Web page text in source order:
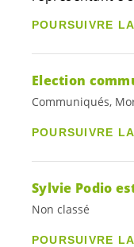
POURSUIVRE
Election
Communiqués,
POURSUIVRE
Sylvie Podio
Non classé
POURSUIVRE